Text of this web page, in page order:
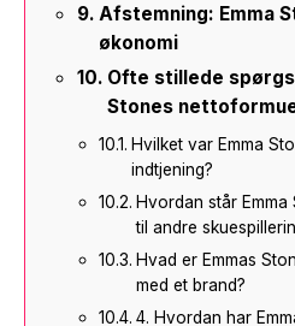
Afstemning: Emma
økonomi
Ofte stillede
Stones
Hvilket var Emma
indtjening?
Hvordan står
til andre
Hvad er Emmas
med et brand?
4. Hvordan har